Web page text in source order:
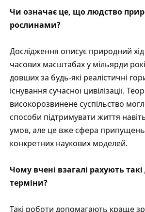
Чи означає це, що людство
рослинами?
Дослідження описує природний
часових масштабах у мільярди
довших за будь-які реалістичні
існування сучасної цивілізації.
високорозвинене суспільство
способи підтримувати життя
умов, але це вже сфера
конкретних наукових моделей.
Чому вчені взагалі рахують такі
терміни?
Такі роботи допомагають краще